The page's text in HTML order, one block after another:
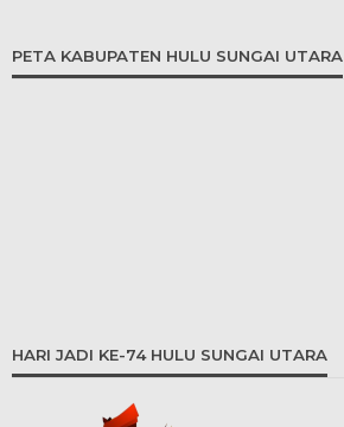
PETA KABUPATEN HULU SUNGAI UTARA
HARI JADI KE-74 HULU SUNGAI UTARA